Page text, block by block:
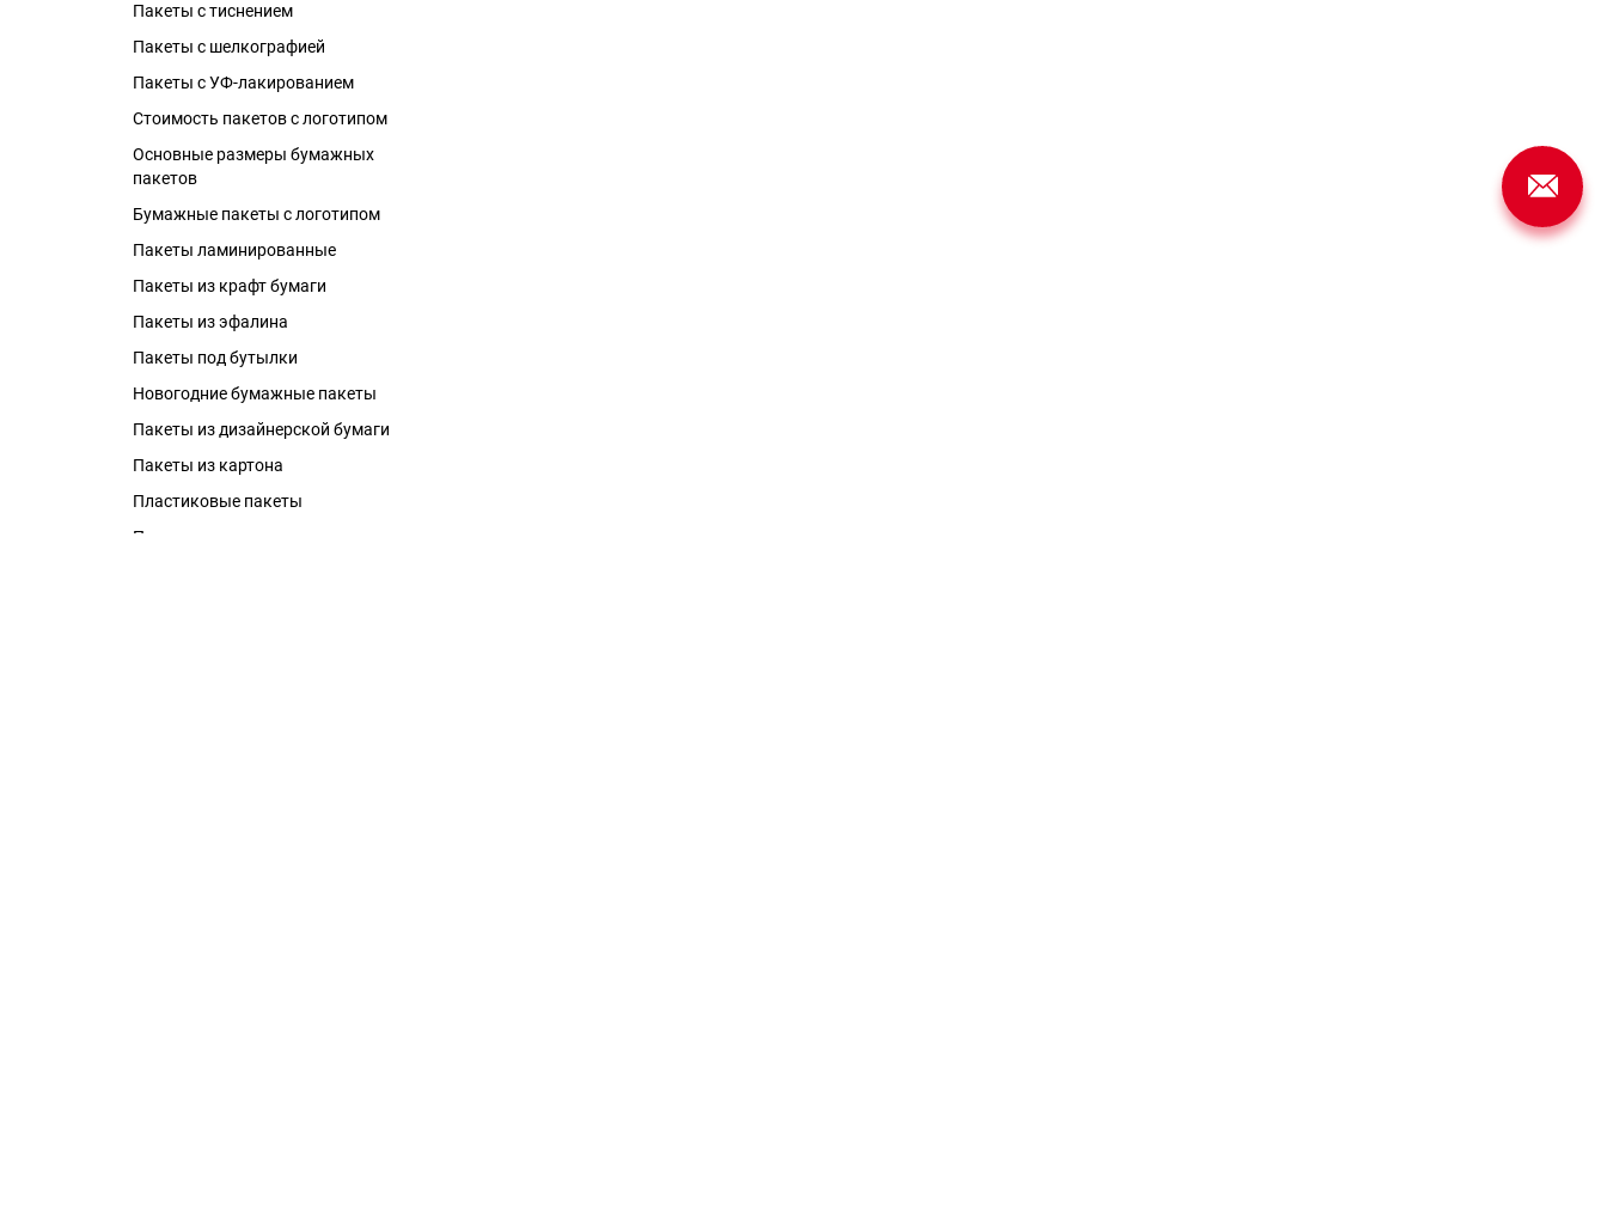
Пакеты с тиснением
Пакеты с шелкографией
Пакеты с УФ-лакированием
Стоимость пакетов с логотипом
Основные размеры бумажных
пакетов
Бумажные пакеты с логотипом
Пакеты ламинированные
Пакеты из крафт бумаги
Пакеты из эфалина
Пакеты под бутылки
Новогодние бумажные пакеты
Пакеты из дизайнерской бумаги
Пакеты из картона
Пластиковые пакеты
Пакеты металлизированные